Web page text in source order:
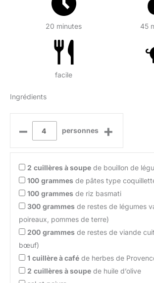
20 minutes 45
facile
Ingrédients
– personnes +
2 cuillères à soupe de bouillon de
100 grammes de pâtes type
100 grammes de riz basmati
300 grammes de restes de légumes
poireaux, pommes de terre)
200 grammes de restes de viande
bœuf)
1 cuillère à café de herbes de
2 cuillères à soupe de huile d’olive